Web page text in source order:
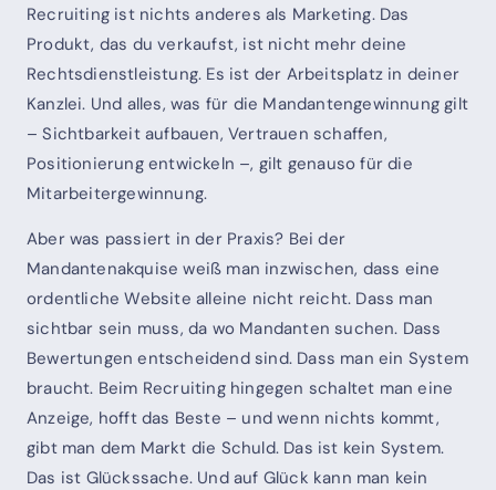
Recruiting ist nichts anderes als Marketing. Das
Produkt, das du verkaufst, ist nicht mehr deine
Rechtsdienstleistung. Es ist der Arbeitsplatz in deiner
Kanzlei. Und alles, was für die Mandantengewinnung gilt
– Sichtbarkeit aufbauen, Vertrauen schaffen,
Positionierung entwickeln –, gilt genauso für die
Mitarbeitergewinnung.
Aber was passiert in der Praxis? Bei der
Mandantenakquise weiß man inzwischen, dass eine
ordentliche Website alleine nicht reicht. Dass man
sichtbar sein muss, da wo Mandanten suchen. Dass
Bewertungen entscheidend sind. Dass man ein System
braucht. Beim Recruiting hingegen schaltet man eine
Anzeige, hofft das Beste – und wenn nichts kommt,
gibt man dem Markt die Schuld. Das ist kein System.
Das ist Glückssache. Und auf Glück kann man kein